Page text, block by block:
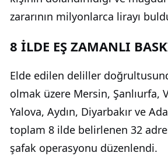
zararının milyonlarca lirayı
8 İLDE EŞ ZAMANLI
Elde edilen deliller
olmak üzere Mersin, Şanlıurfa,
Yalova, Aydın, Diyarbakır ve
toplam 8 ilde belirlenen 32
şafak operasyonu düzenlendi.